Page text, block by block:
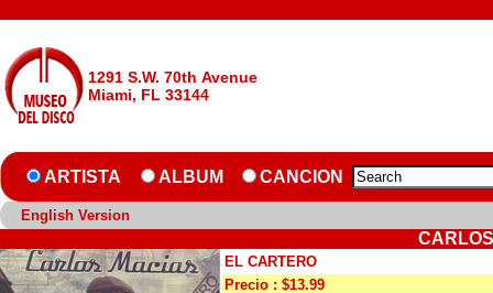
1291 S.W. 70th Avenue
Miami, FL 33144
ARTISTA ALBUM CANCION
English Version
EL CARTERO
Precio : $13.99